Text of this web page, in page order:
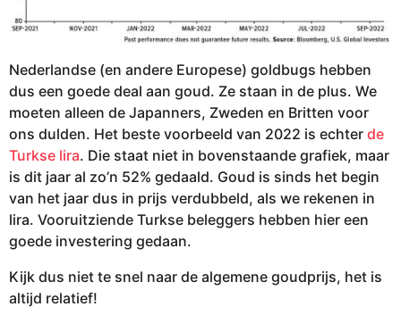
Nederlandse (en andere Europese) goldbugs hebben
dus een goede deal aan goud. Ze staan in de plus. We
moeten alleen de Japanners, Zweden en Britten voor
ons dulden. Het beste voorbeeld van 2022 is echter de
Turkse lira. Die staat niet in bovenstaande grafiek, maar
is dit jaar al zo’n 52% gedaald. Goud is sinds het begin
van het jaar dus in prijs verdubbeld, als we rekenen in
lira. Vooruitziende Turkse beleggers hebben hier een
goede investering gedaan.
Kijk dus niet te snel naar de algemene goudprijs, het is
altijd relatief!